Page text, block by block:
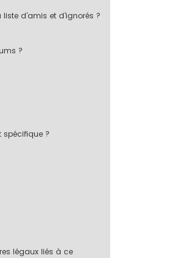
d’amis et d’ignorés ?
?
spécifique ?
légaux liés à ce